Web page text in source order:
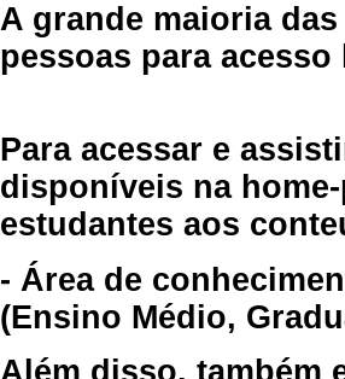
A grande maioria
pessoas para acesso
Para acessar e
disponíveis na
estudantes aos
- Área de
(Ensino Médio,